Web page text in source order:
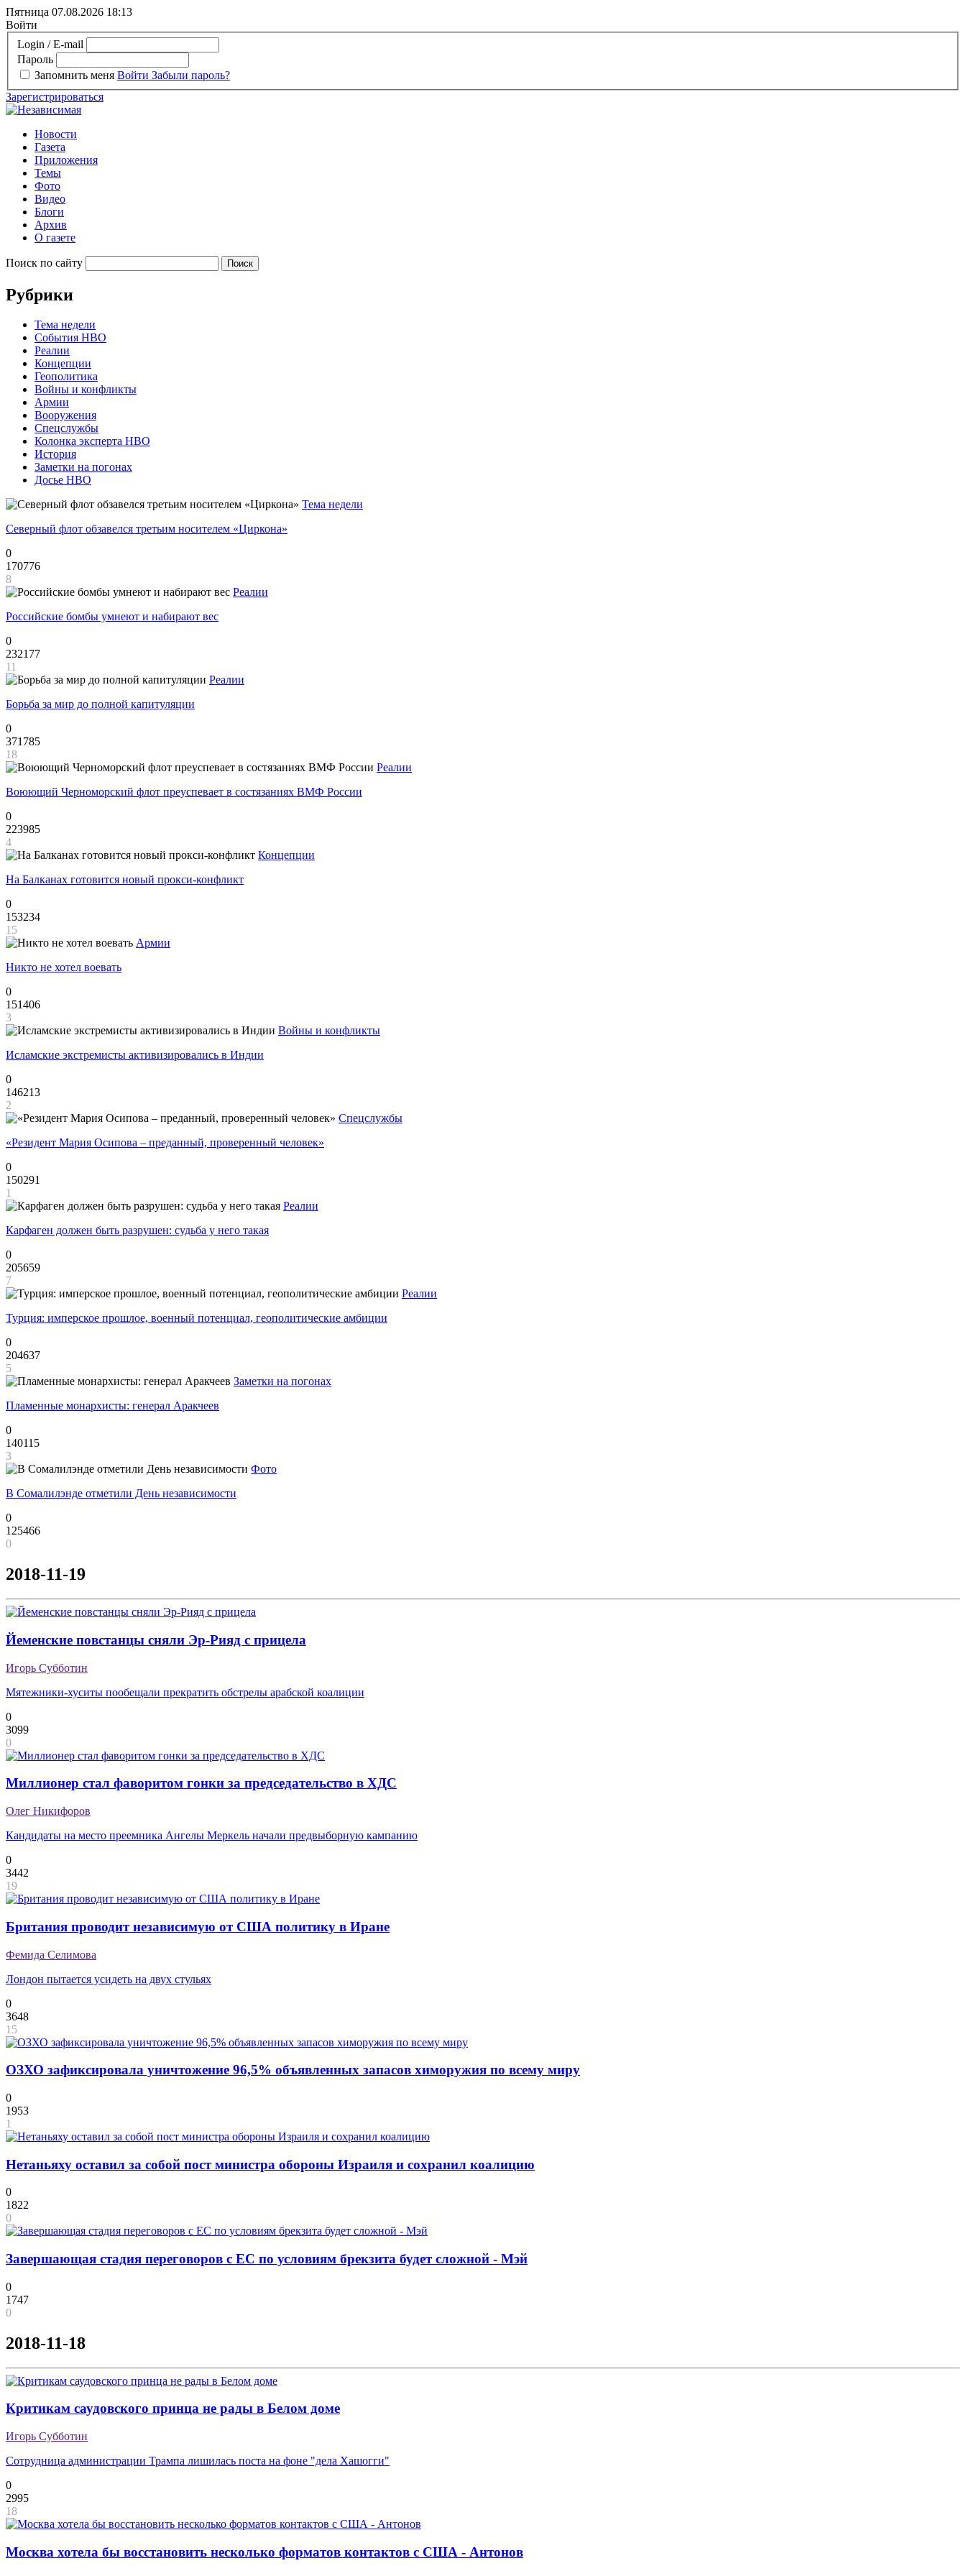
Пятница 07.08.2026 18:13
Войти
Login / E-mail
Пароль
Запомнить меня Войти Забыли пароль?
Зарегистрироваться
Новости
Газета
Приложения
Темы
Фото
Видео
Блоги
Архив
О газете
Поиск по сайту
Рубрики
Тема недели
События НВО
Реалии
Концепции
Геополитика
Войны и конфликты
Армии
Вооружения
Спецслужбы
Колонка эксперта НВО
История
Заметки на погонах
Досье НВО
Тема недели
Северный флот обзавелся третьим носителем «Циркона»
0
170776
8
Реалии
Российские бомбы умнеют и набирают вес
0
232177
11
Реалии
Борьба за мир до полной капитуляции
0
371785
18
Реалии
Воюющий Черноморский флот преуспевает в состязаниях ВМФ России
0
223985
4
Концепции
На Балканах готовится новый прокси-конфликт
0
153234
15
Армии
Никто не хотел воевать
0
151406
3
Войны и конфликты
Исламские экстремисты активизировались в Индии
0
146213
2
Спецслужбы
«Резидент Мария Осипова – преданный, проверенный человек»
0
150291
1
Реалии
Карфаген должен быть разрушен: судьба у него такая
0
205659
7
Реалии
Турция: имперское прошлое, военный потенциал, геополитические амбиции
0
204637
5
Заметки на погонах
Пламенные монархисты: генерал Аракчеев
0
140115
3
Фото
В Сомалилэнде отметили День независимости
0
125466
0
2018-11-19
Йеменские повстанцы сняли Эр-Рияд с прицела
Игорь Субботин
Мятежники-хуситы пообещали прекратить обстрелы арабской коалиции
0
3099
0
Миллионер стал фаворитом гонки за председательство в ХДС
Олег Никифоров
Кандидаты на место преемника Ангелы Меркель начали предвыборную кампанию
0
3442
19
Британия проводит независимую от США политику в Иране
Фемида Селимова
Лондон пытается усидеть на двух стульях
0
3648
15
ОЗХО зафиксировала уничтожение 96,5% объявленных запасов химоружия по всему миру
0
1953
1
Нетаньяху оставил за собой пост министра обороны Израиля и сохранил коалицию
0
1822
0
Завершающая стадия переговоров с ЕС по условиям брекзита будет сложной - Мэй
0
1747
0
2018-11-18
Критикам саудовского принца не рады в Белом доме
Игорь Субботин
Сотрудница администрации Трампа лишилась поста на фоне "дела Хашогги"
0
2995
18
Москва хотела бы восстановить несколько форматов контактов с США - Антонов